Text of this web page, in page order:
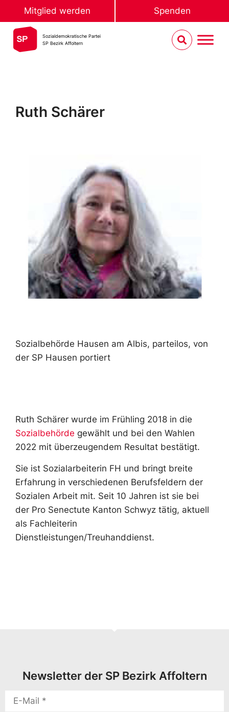
Mitglied werden Spenden
Sozialdemokratische Partei
SP Bezirk Affoltern
Ruth Schärer
Sozialbehörde Hausen am Albis, parteilos, von
der SP Hausen portiert
Ruth Schärer wurde im Frühling 2018 in die
Sozialbehörde gewählt und bei den Wahlen
2022 mit überzeugendem Resultat bestätigt.
Sie ist Sozialarbeiterin FH und bringt breite
Erfahrung in verschiedenen Berufsfeldern der
Sozialen Arbeit mit. Seit 10 Jahren ist sie bei
der Pro Senectute Kanton Schwyz tätig, aktuell
als Fachleiterin
Dienstleistungen/Treuhanddienst.
Newsletter der SP Bezirk Affoltern